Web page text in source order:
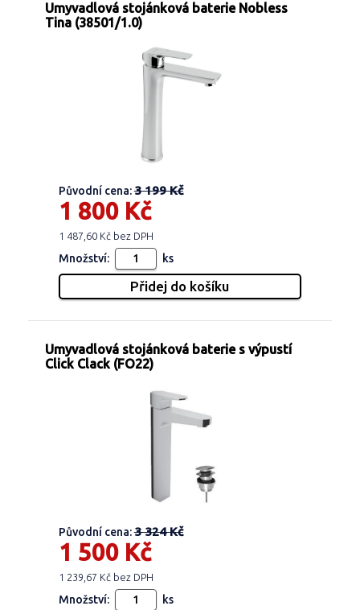
Umyvadlová stojánková baterie Nobless
Tina (38501/1.0)
Původní cena:3 199 Kč
1 800 Kč
1 487,60 Kč bez DPH
Množství: ks
Umyvadlová stojánková baterie s výpustí
Click Clack (FO22)
Původní cena:3 324 Kč
1 500 Kč
1 239,67 Kč bez DPH
Množství: ks